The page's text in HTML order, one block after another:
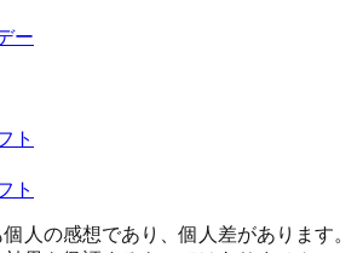
ー
ト
ト
人の感想であり、個人差があります。